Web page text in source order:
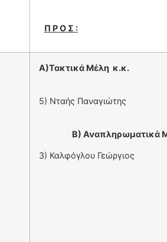
Π Ρ Ο Σ :
Α)Τακτικά Μέλη κ.κ.
5) Νταής
Β) Αναπληρωματικά
3) Καλφόγλου Γεώργιος